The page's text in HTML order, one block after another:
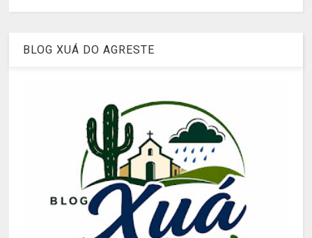
BLOG XUÁ DO AGRESTE